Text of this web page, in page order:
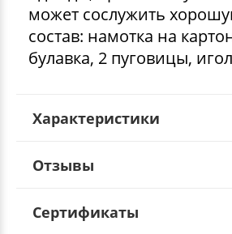
может сослужить
состав: намотка на
булавка, 2 пуговицы,
Характеристики
Отзывы
Сертификаты